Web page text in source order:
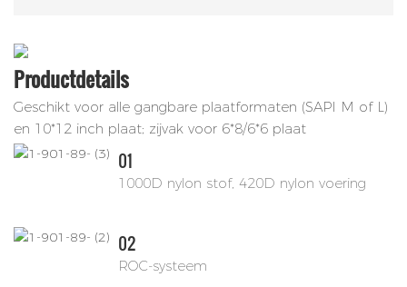
Productdetails
Geschikt voor alle gangbare plaatformaten (SAPI M of L)
en 10*12 inch plaat; zijvak voor 6*8/6*6 plaat
01
1000D nylon stof, 420D nylon voering
02
ROC-systeem